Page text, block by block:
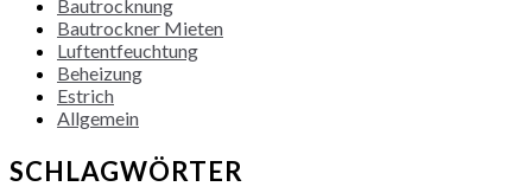
Bautrocknung
Bautrockner Mieten
Luftentfeuchtung
Beheizung
Estrich
Allgemein
SCHLAGWÖRTER